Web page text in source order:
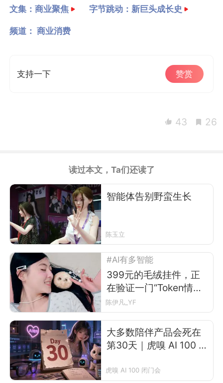
文集：商业聚焦 字节跳动：新巨头成长史
频道： 商业消费
支持一下 赞赏
43 26
读过本文，Ta们还读了
智能体告别野蛮生长
陈玉立
#AI有多智能
399元的毛绒挂件，正
在验证一门“Token情绪
生意”
陈伊凡_YF
大多数陪伴产品会死在
第30天｜虎嗅 AI 100 闭
虎嗅 AI 100 闭门会